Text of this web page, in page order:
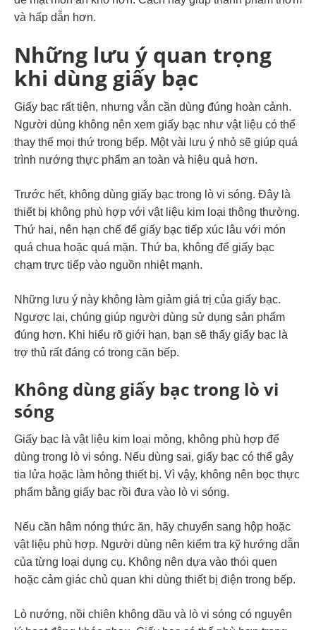
và hấp dẫn hơn.
Những lưu ý quan trọng
khi dùng giấy bạc
Giấy bạc rất tiện, nhưng vẫn cần dùng đúng hoàn cảnh.
Người dùng không nên xem giấy bạc như vật liệu có thể
thay thế mọi thứ trong bếp. Một vài lưu ý nhỏ sẽ giúp quá
trình nướng thực phẩm an toàn và hiệu quả hơn.
Trước hết, không dùng giấy bạc trong lò vi sóng. Đây là
thiết bị không phù hợp với vật liệu kim loại thông thường.
Thứ hai, nên hạn chế để giấy bạc tiếp xúc lâu với món
quá chua hoặc quá mặn. Thứ ba, không để giấy bạc
chạm trực tiếp vào nguồn nhiệt mạnh.
Những lưu ý này không làm giảm giá trị của giấy bạc.
Ngược lại, chúng giúp người dùng sử dụng sản phẩm
đúng hơn. Khi hiểu rõ giới hạn, bạn sẽ thấy giấy bạc là
trợ thủ rất đáng có trong căn bếp.
Không dùng giấy bạc trong lò vi
sóng
Giấy bạc là vật liệu kim loại mỏng, không phù hợp để
dùng trong lò vi sóng. Nếu dùng sai, giấy bạc có thể gây
tia lửa hoặc làm hỏng thiết bị. Vì vậy, không nên bọc thực
phẩm bằng giấy bạc rồi đưa vào lò vi sóng.
Nếu cần hâm nóng thức ăn, hãy chuyển sang hộp hoặc
vật liệu phù hợp. Người dùng nên kiểm tra kỹ hướng dẫn
của từng loại dụng cụ. Không nên dựa vào thói quen
hoặc cảm giác chủ quan khi dùng thiết bị điện trong bếp.
Lò nướng, nồi chiên không dầu và lò vi sóng có nguyên